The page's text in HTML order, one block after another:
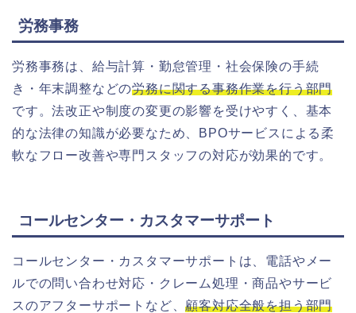
労務事務
労務事務は、給与計算・勤怠管理・社会保険の手続
き・年末調整などの労務に関する事務作業を行う部門
です。法改正や制度の変更の影響を受けやすく、基本
的な法律の知識が必要なため、BPOサービスによる柔
軟なフロー改善や専門スタッフの対応が効果的です。
コールセンター・カスタマーサポート
コールセンター・カスタマーサポートは、電話やメー
ルでの問い合わせ対応・クレーム処理・商品やサービ
スのアフターサポートなど、顧客対応全般を担う部門